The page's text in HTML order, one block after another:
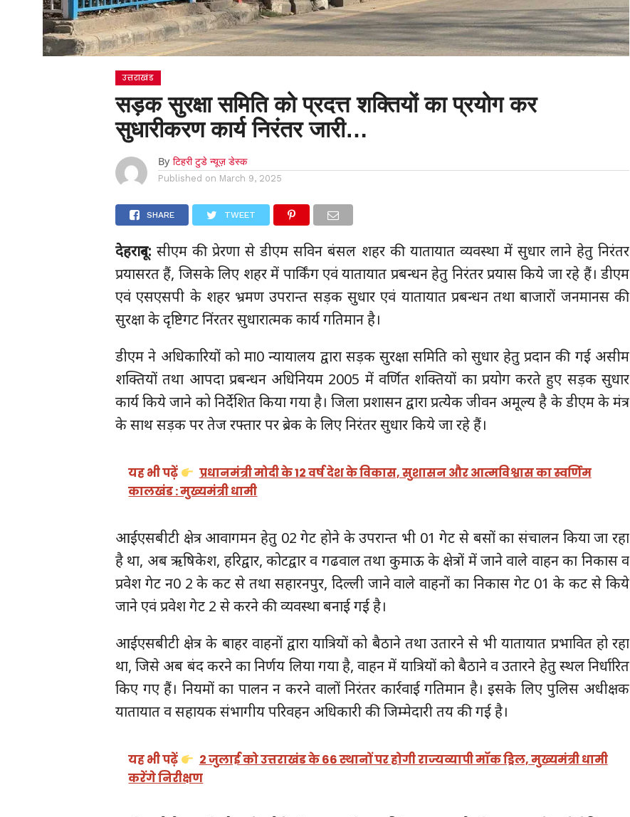
उत्तराखंड
सड़क सुरक्षा समिति को प्रदत्त शक्तियों का प्रयोग कर
सुधारीकरण कार्य निरंतर जारी…
By टिहरी टुडे न्यूज़ डेस्क
Published on March 9, 2025
SHARE TWEET
देहरादून: सीएम की प्रेरणा से डीएम सविन बंसल शहर की यातायात व्यवस्था में सुधार लाने हेतु निरंतर
प्रयासरत हैं, जिसके लिए शहर में पार्किंग एवं यातायात प्रबन्धन हेतु निरंतर प्रयास किये जा रहे हैं। डीएम
एवं एसएसपी के शहर भ्रमण उपरान्त सड़क सुधार एवं यातायात प्रबन्धन तथा बाजारों जनमानस की
सुरक्षा के दृष्टिगट निंरतर सुधारात्मक कार्य गतिमान है।
डीएम ने अधिकारियों को मा0 न्यायालय द्वारा सड़क सुरक्षा समिति को सुधार हेतु प्रदान की गई असीम
शक्तियों तथा आपदा प्रबन्धन अधिनियम 2005 में वर्णित शक्तियों का प्रयोग करते हुए सड़क सुधार
कार्य किये जाने को निर्देशित किया गया है। जिला प्रशासन द्वारा प्रत्येेक जीवन अमूल्य है के डीएम के मंत्र
के साथ सड़क पर तेज रफ्तार पर ब्रेक के लिए निरंतर सुधार किये जा रहे हैं।
यह भी पढ़ें
प्रधानमंत्री मोदी के 12 वर्ष देश के विकास, सुशासन और आत्मविश्वास का स्वर्णिम
कालखंड : मुख्यमंत्री धामी
आईएसबीटी क्षेत्र आवागमन हेतु 02 गेट होने के उपरान्त भी 01 गेट से बसों का संचालन किया जा रहा
है था, अब ऋषिकेश, हरिद्वार, कोटद्वार व गढवाल तथा कुमाऊ के क्षेत्रों में जाने वाले वाहन का निकास व
प्रवेश गेट न0 2 के कट से तथा सहारनपुर, दिल्ली जाने वाले वाहनों का निकास गेट 01 के कट से किये
जाने एवं प्रवेश गेट 2 से करने की व्यवस्था बनाई गई है।
आईएसबीटी क्षेत्र के बाहर वाहनों द्वारा यात्रियों को बैठाने तथा उतारने से भी यातायात प्रभावित हो रहा
था, जिसे अब बंद करने का निर्णय लिया गया है, वाहन में यात्रियों को बैठाने व उतारने हेतु स्थल निर्धारित
किए गए हैं। नियमों का पालन न करने वालों निरंतर कार्रवाई गतिमान है। इसके लिए पुलिस अधीक्षक
यातायात व सहायक संभागीय परिवहन अधिकारी की जिम्मेदारी तय की गई है।
यह भी पढ़ें
2 जुलाई को उत्तराखंड के 66 स्थानों पर होगी राज्यव्यापी मॉक ड्रिल, मुख्यमंत्री धामी
करेंगे निरीक्षण